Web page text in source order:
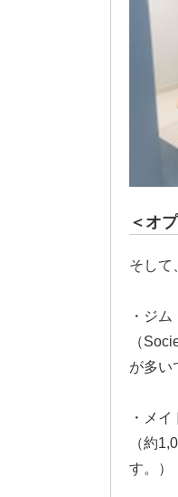
＜オ
そして
・ジム
（
が多い
・メ
（約
す。）